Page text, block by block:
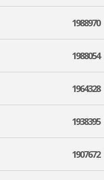
1988970
1988054
1964328
1938395
1907672